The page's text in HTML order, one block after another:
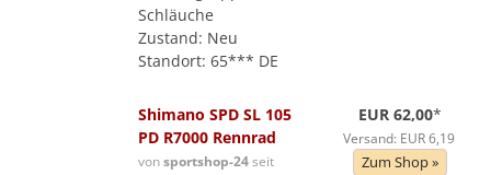
Schläuche
Zustand: Neu
Standort: 65*** DE
Shimano SPD SL 105
PD R7000 Rennrad
vonsportshop-24seit
EUR 62,00*
Versand: EUR 6,19
Zum Shop »